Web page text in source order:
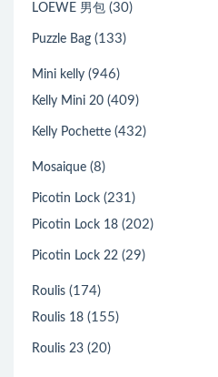
LOEWE 男包 (30)
Puzzle Bag (133)
Mini kelly (946)
Kelly Mini 20 (409)
Kelly Pochette (432)
Mosaique (8)
Picotin Lock (231)
Picotin Lock 18 (202)
Picotin Lock 22 (29)
Roulis (174)
Roulis 18 (155)
Roulis 23 (20)